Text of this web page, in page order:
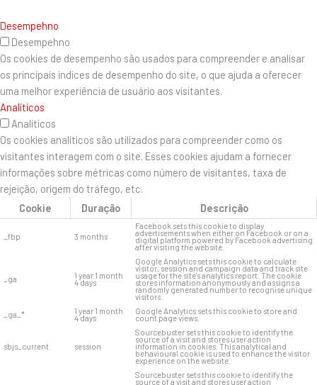
Desempehno
Desempehno
Os cookies de desempenho são usados ​​para compreender e analisar
os principais índices de desempenho do site, o que ajuda a oferecer
uma melhor experiência de usuário aos visitantes.
Analíticos
Analíticos
Os cookies analíticos são utilizados para compreender como os
visitantes interagem com o site. Esses cookies ajudam a fornecer
informações sobre métricas como número de visitantes, taxa de
rejeição, origem do tráfego, etc.
Cookie
Duração Descrição
_fbp 3 months
Facebook sets this cookie to display
advertisements when either on Facebook or on a
digital platform powered by Facebook advertising
after visiting the website.
_ga 1 year 1 month
4 days
Google Analytics sets this cookie to calculate
visitor, session and campaign data and track site
usage for the site's analytics report. The cookie
stores information anonymously and assigns a
randomly generated number to recognise unique
visitors.
_ga_*
1 year 1 month
4 days
Google Analytics sets this cookie to store and
count page views.
sbjs_current session
Sourcebuster sets this cookie to identify the
source of a visit and stores user action
information in cookies. This analytical and
behavioural cookie is used to enhance the visitor
experience on the website.
Sourcebuster sets this cookie to identify the
source of a visit and stores user action